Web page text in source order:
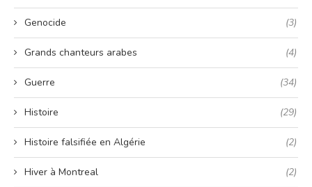
Genocide (3)
Grands chanteurs arabes (4)
Guerre (34)
Histoire (29)
Histoire falsifiée en Algérie (2)
Hiver à Montreal (2)